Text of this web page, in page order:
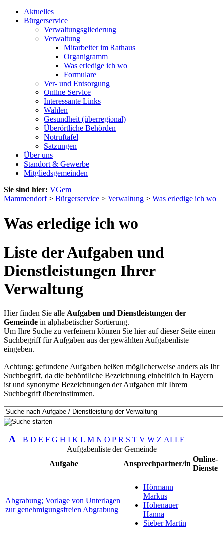
Aktuelles
Bürgerservice
Verwaltungsgliederung
Verwaltung
Mitarbeiter im Rathaus
Organigramm
Was erledige ich wo
Formulare
Ver- und Entsorgung
Online Service
Interessante Links
Wahlen
Gesundheit (überregional)
Überörtliche Behörden
Notruftafel
Satzungen
Über uns
Standort & Gewerbe
Mitgliedsgemeinden
Sie sind hier: VGem
Mammendorf> Bürgerservice > Verwaltung > Was erledige ich wo
Was erledige ich wo
Liste der Aufgaben und
Dienstleistungen Ihrer
Verwaltung
Hier finden Sie alle Aufgaben und Dienstleistungen der
Gemeinde in alphabetischer Sortierung.
Um Ihre Suche zu verfeinern können Sie hier auf dieser Seite einen
Suchbegriff für Aufgaben aus der gewählten Aufgabenliste
eingeben.
Achtung: gefundene Aufgaben heißen möglicherweise anders als Ihr
Suchbegriff, da die behördliche Bezeichnung einheitlich in Bayern
ist und synonyme Bezeichnungen der Aufgaben mit Ihrem
Suchbegriff übereinstimmen.
A B D E F G H I K L M N O P R S T V W Z ALLE
Aufgabenliste der Gemeinde
Aufgabe
Ansprechpartner/in
Online-
Dienste
Abgrabung; Vorlage von Unterlagen
zur genehmigungsfreien Abgrabung
Hörmann
Markus
Hohenauer
Hanna
Sieber Martin